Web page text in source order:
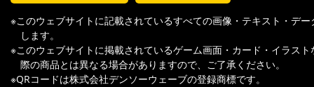
※このウェブサイトに記載されているすべての画像・テキスト・デ
します。
※このウェブサイトに掲載されているゲーム画面・カード・イラス
際の商品とは異なる場合がありますので、ご了承ください。
※QRコードは株式会社デンソーウェーブの登録商標です。